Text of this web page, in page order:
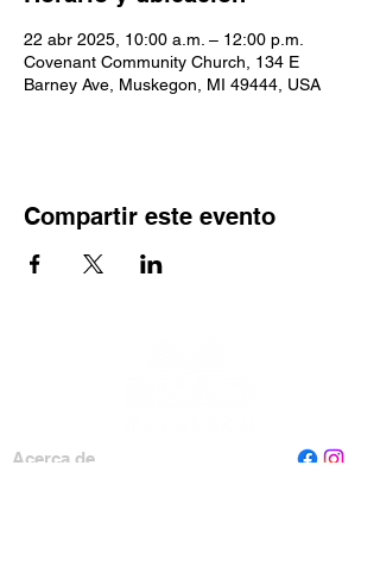
22 abr 2025, 10:00 a.m. – 12:00 p.m.
Covenant Community Church, 134 E
Barney Ave, Muskegon, MI 49444, USA
Compartir este evento
Acerca de